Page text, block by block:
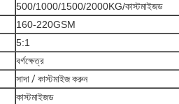
500/1000/1500/2000KG/কাস্টমাইজড
160-220GSM
5:1
বর্গক্ষেত্র
সাদা / কাস্টমাইজ করুন
কাস্টমাইজড